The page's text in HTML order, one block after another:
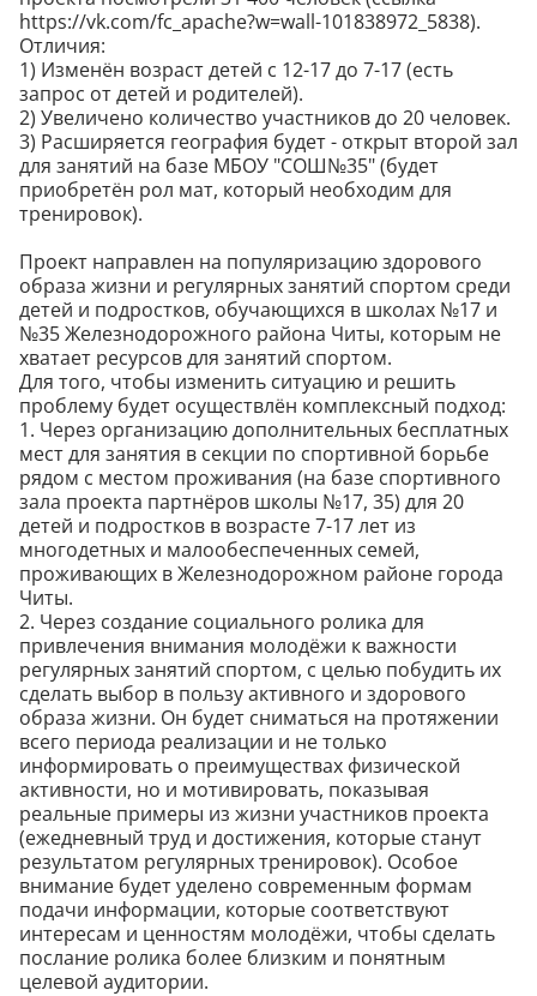
https://vk.com/fc_apache?w=wall-101838972_5838).
Отличия:
1) Изменён возраст детей с 12-17 до 7-17 (есть
запрос от детей и родителей).
2) Увеличено количество участников до 20 человек.
3) Расширяется география будет - открыт второй зал
для занятий на базе МБОУ "СОШ№35" (будет
приобретён рол мат, который необходим для
тренировок).
Проект направлен на популяризацию здорового
образа жизни и регулярных занятий спортом среди
детей и подростков, обучающихся в школах №17 и
№35 Железнодорожного района Читы, которым не
хватает ресурсов для занятий спортом.
Для того, чтобы изменить ситуацию и решить
проблему будет осуществлён комплексный подход:
1. Через организацию дополнительных бесплатных
мест для занятия в секции по спортивной борьбе
рядом с местом проживания (на базе спортивного
зала проекта партнёров школы №17, 35) для 20
детей и подростков в возрасте 7-17 лет из
многодетных и малообеспеченных семей,
проживающих в Железнодорожном районе города
Читы.
2. Через создание социального ролика для
привлечения внимания молодёжи к важности
регулярных занятий спортом, с целью побудить их
сделать выбор в пользу активного и здорового
образа жизни. Он будет сниматься на протяжении
всего периода реализации и не только
информировать о преимуществах физической
активности, но и мотивировать, показывая
реальные примеры из жизни участников проекта
(ежедневный труд и достижения, которые станут
результатом регулярных тренировок). Особое
внимание будет уделено современным формам
подачи информации, которые соответствуют
интересам и ценностям молодёжи, чтобы сделать
послание ролика более близким и понятным
целевой аудитории.